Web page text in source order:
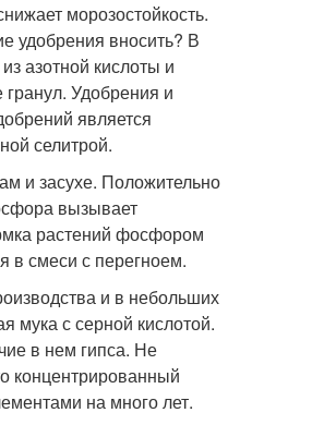
морозостойкость.
удобрения вносить? В
азотной кислоты и
Удобрения и
является
селитрой.
и засухе. Положительно
вызывает
растений фосфором
в смеси с перегноем.
и в небольших
мука с серной кислотой.
в нем гипса. Не
концентрированный
на много лет.